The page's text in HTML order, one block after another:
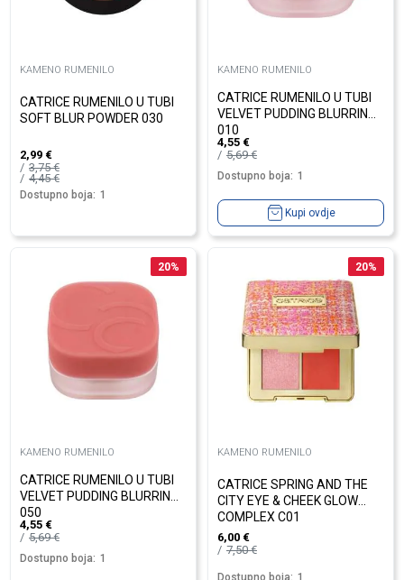
KAMENO RUMENILO
CATRICE RUMENILO U TUBI
SOFT BLUR POWDER 030
2,99 €
3,75€
4,45€
Dostupno boja: 1
KAMENO RUMENILO
CATRICE RUMENILO U TUBI
VELVET PUDDING BLURRING
010
4,55 €
5,69€
Dostupno boja: 1
Kupi ovdje
20%
KAMENO RUMENILO
CATRICE RUMENILO U TUBI
VELVET PUDDING BLURRING
050
4,55 €
5,69€
Dostupno boja: 1
20%
KAMENO RUMENILO
CATRICE SPRING AND THE
CITY EYE & CHEEK GLOW
COMPLEX C01
6,00 €
7,50€
Dostupno boja: 1